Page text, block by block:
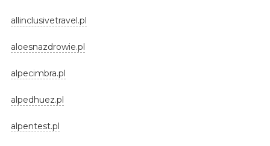
allinclusivetravel.pl
aloesnazdrowie.pl
alpecimbra.pl
alpedhuez.pl
alpentest.pl